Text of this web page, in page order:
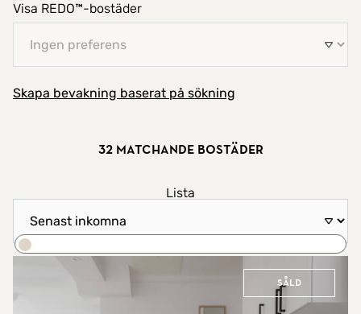
Visa REDO™-bostäder
Skapa bevakning baserat på sökning
Lista
32 matchande bostäder
Sortera efter
Såld